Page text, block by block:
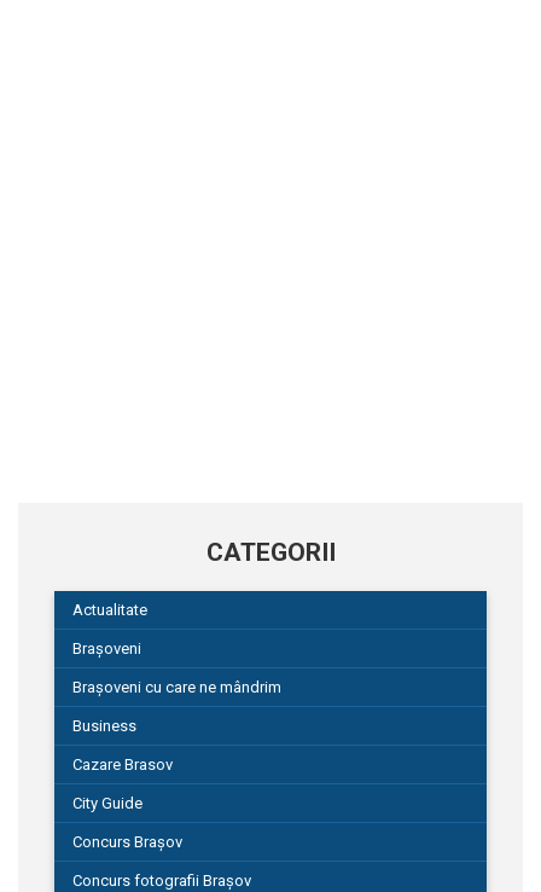
CATEGORII
Actualitate
Brașoveni
Brașoveni cu care ne mândrim
Business
Cazare Brasov
City Guide
Concurs Brașov
Concurs fotografii Brașov